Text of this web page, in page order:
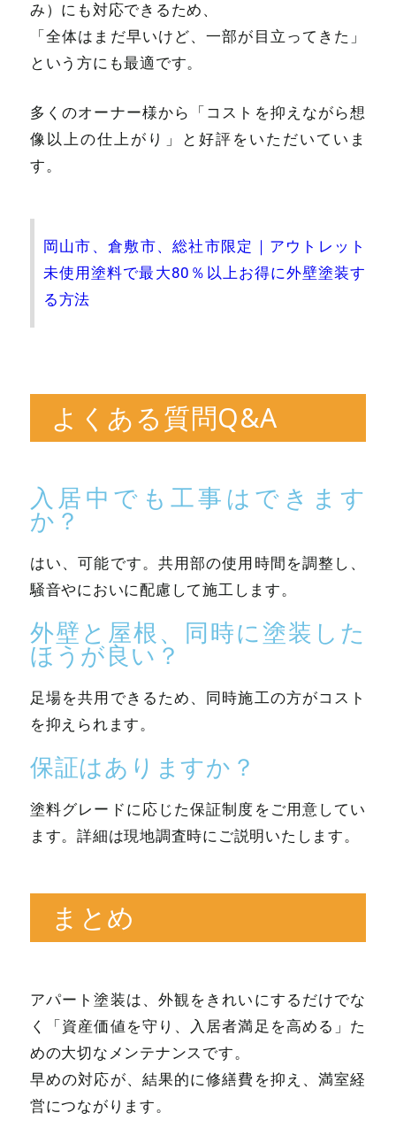
み）にも対応できるため、
「全体はまだ早いけど、一部が目立ってきた」
という方にも最適です。
多くのオーナー様から「コストを抑えながら想
像以上の仕上がり」と好評をいただいていま
す。
岡山市、倉敷市、総社市限定｜アウトレット
未使用塗料で最大80％以上お得に外壁塗装す
る方法
よくある質問Q&A
入居中でも工事はできます
か？
はい、可能です。共用部の使用時間を調整し、
騒音やにおいに配慮して施工します。
外壁と屋根、同時に塗装した
ほうが良い？
足場を共用できるため、同時施工の方がコスト
を抑えられます。
保証はありますか？
塗料グレードに応じた保証制度をご用意してい
ます。詳細は現地調査時にご説明いたします。
まとめ
アパート塗装は、外観をきれいにするだけでな
く「資産価値を守り、入居者満足を高める」た
めの大切なメンテナンスです。
早めの対応が、結果的に修繕費を抑え、満室経
営につながります。